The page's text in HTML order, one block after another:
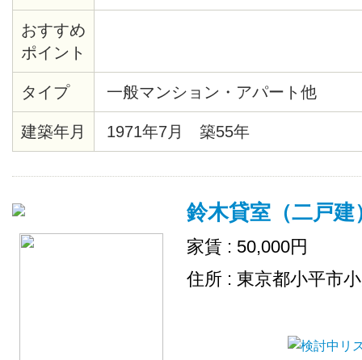
おすすめ
ポイント
タイプ 一般マンション・アパート他
建築年月 1971年7月 築55年
鈴木貸室（二戸建
家賃 : 50,000円
住所 : 東京都小平市